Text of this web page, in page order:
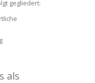
gegliedert:
als